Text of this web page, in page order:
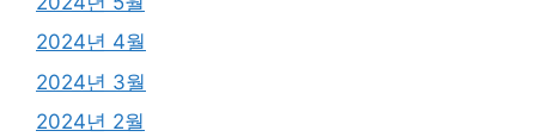
2024년 4월
2024년 3월
2024년 2월